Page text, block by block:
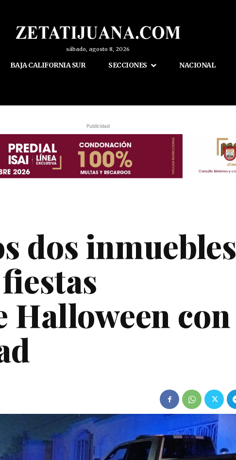
sábado, agosto 8, 2026
BAJA CALIFORNIA SUR SECCIONES NACIONAL
Publicidad
dos inmuebles
Halloween con